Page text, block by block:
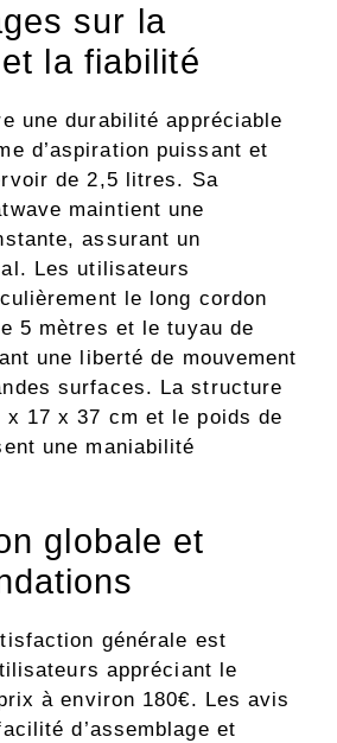
sur la
la fiabilité
une durabilité appréciable
d’aspiration puissant et
de 2,5 litres. Sa
maintient une
assurant un
Les utilisateurs
le long cordon
5 mètres et le tuyau de
une liberté de mouvement
surfaces. La structure
x 17 x 37 cm et le poids de
une maniabilité
globale et
générale est
appréciant le
à environ 180€. Les avis
d’assemblage et